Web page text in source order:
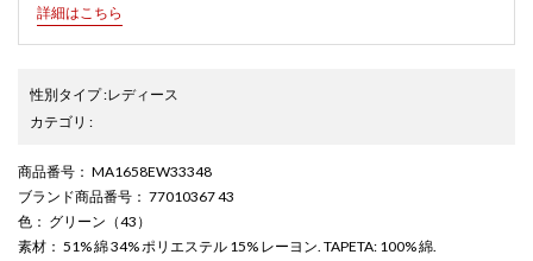
詳細はこちら
性別タイプ:レディース
カテゴリ :
商品番号 ： MA1658EW33348
ブランド商品番号 ： 77010367 43
色 ： グリーン（43）
素材 ： 51% 綿 34% ポリエステル 15% レーヨン. TAPETA: 100% 綿.